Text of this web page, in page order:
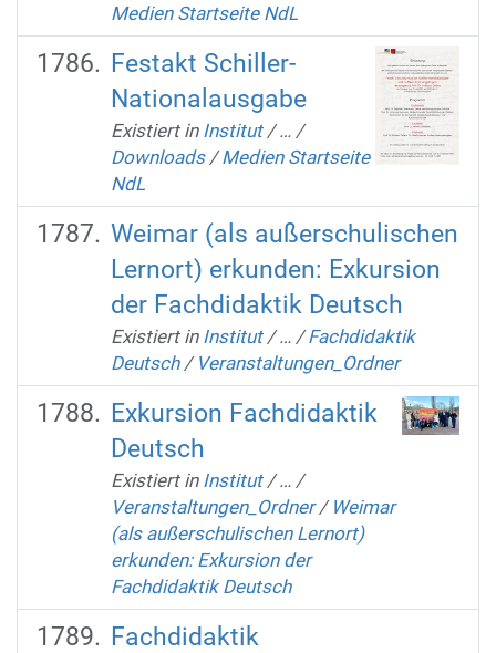
Medien Startseite NdL
Festakt Schiller-
Nationalausgabe
Existiert in Institut /… /
Downloads /Medien Startseite
NdL
Weimar (als außerschulischen
Lernort) erkunden: Exkursion
der Fachdidaktik Deutsch
Existiert in Institut /… /Fachdidaktik
Deutsch / Veranstaltungen_Ordner
Exkursion Fachdidaktik
Deutsch
Existiert in Institut /… /
Veranstaltungen_Ordner / Weimar
(als außerschulischen Lernort)
erkunden: Exkursion der
Fachdidaktik Deutsch
Fachdidaktik